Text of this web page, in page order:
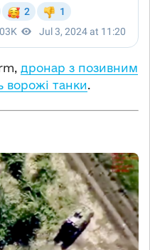
дронар з позивним
ворожі танки.